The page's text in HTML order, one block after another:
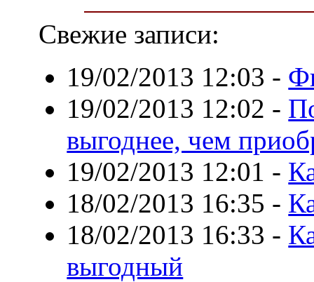
Свежие записи:
19/02/2013 12:03 -
19/02/2013 12:02 -
выгоднее, чем
19/02/2013 12:01 -
18/02/2013 16:35 -
18/02/2013 16:33 -
выгодный